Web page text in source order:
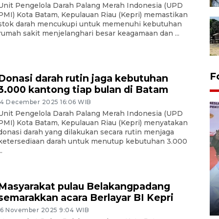
Pengelola Darah Palang Merah Indonesia (UPD
Kota Batam, Kepulauan Riau (Kepri) memastikan
darah mencukupi untuk memenuhi kebutuhan
sakit menjelanghari besar keagamaan dan ...
darah rutin jaga kebutuhan
kantong tiap bulan di Batam
December 2025 16:06 WIB
Pengelola Darah Palang Merah Indonesia (UPD
Kota Batam, Kepulauan Riau (Kepri) menyatakan
darah yang dilakukan secara rutin menjaga
darah untuk menutup kebutuhan 3.000
pulau Belakangpadang
acara Berlayar BI Kepri
November 2025 9:04 WIB
gunakan mobil jenazah
08 February 2024 15:30 WIB, 2024